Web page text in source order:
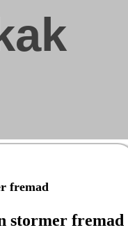
fremad
stormer fremad